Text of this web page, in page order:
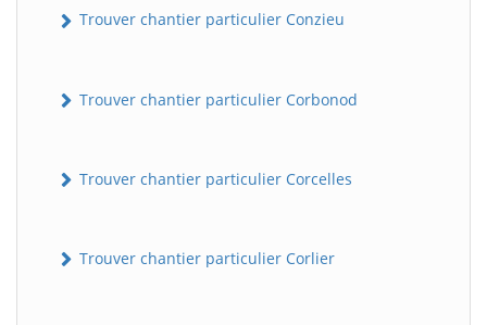
Trouver chantier particulier Conzieu
Trouver chantier particulier Corbonod
Trouver chantier particulier Corcelles
Trouver chantier particulier Corlier
B BatiWebPro